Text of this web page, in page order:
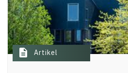
description Artikel